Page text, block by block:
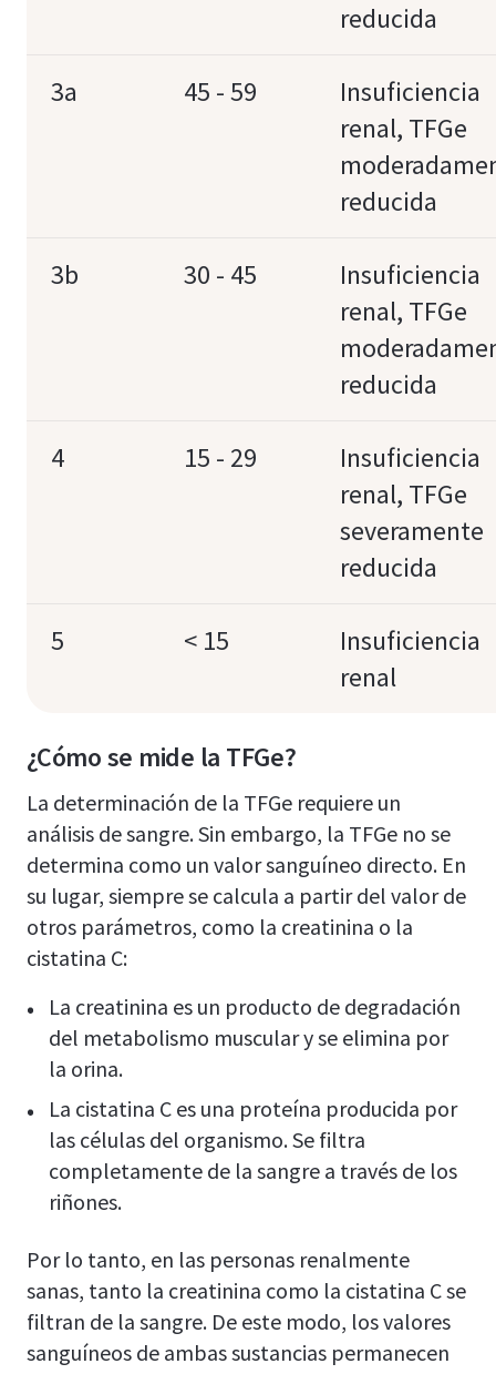
reducida
3a 45 - 59
Insuficiencia
renal, TFGe
reducida
3b 30 - 45
Insuficiencia
renal, TFGe
reducida
4 15 - 29
Insuficiencia
renal, TFGe
severamente
reducida
5 < 15
Insuficiencia
renal
¿Cómo se mide la TFGe?
La determinación de la TFGe requiere un
análisis de sangre. Sin embargo, la TFGe no se
determina como un valor sanguíneo directo. En
su lugar, siempre se calcula a partir del valor de
otros parámetros, como la creatinina o la
cistatina C:
La creatinina es un producto de degradación
del metabolismo muscular y se elimina por
la orina.
La cistatina C es una proteína producida por
las células del organismo. Se filtra
completamente de la sangre a través de los
riñones.
Por lo tanto, en las personas renalmente
sanas, tanto la creatinina como la cistatina C se
filtran de la sangre. De este modo, los valores
sanguíneos de ambas sustancias permanecen